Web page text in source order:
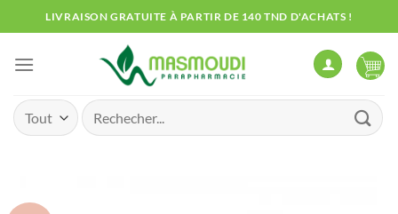
au
contenu
LIVRAISON GRATUITE À PARTIR DE 140 TND D'ACHATS !
Recherche
pour :